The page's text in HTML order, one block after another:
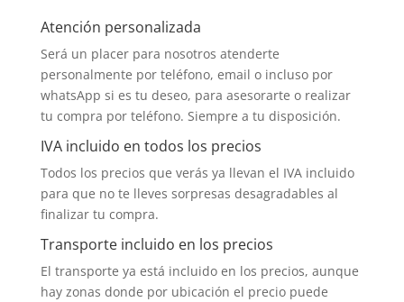
Atención personalizada
Será un placer para nosotros atenderte
personalmente por teléfono, email o incluso por
whatsApp si es tu deseo, para asesorarte o realizar
tu compra por teléfono. Siempre a tu disposición.
IVA incluido en todos los precios
Todos los precios que verás ya llevan el IVA incluido
para que no te lleves sorpresas desagradables al
finalizar tu compra.
Transporte incluido en los precios
El transporte ya está incluido en los precios, aunque
hay zonas donde por ubicación el precio puede